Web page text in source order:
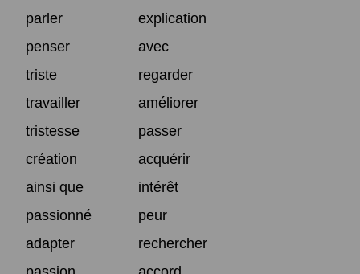
parler
explication
penser
avec
triste
regarder
travailler
améliorer
tristesse
passer
création
acquérir
ainsi que
intérêt
passionné
peur
adapter
rechercher